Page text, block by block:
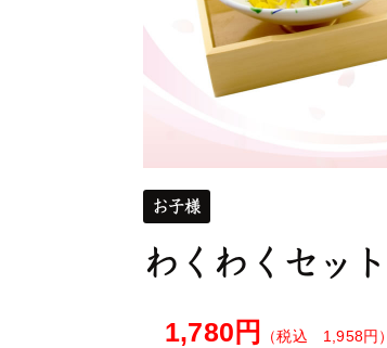
お子様
わくわくセット
1,780円 （税込 1,958円）